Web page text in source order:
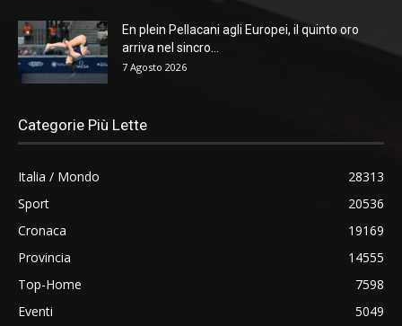
En plein Pellacani agli Europei, il quinto oro
arriva nel sincro...
7 Agosto 2026
Categorie Più Lette
Italia / Mondo
28313
Sport
20536
Cronaca
19169
Provincia
14555
Top-Home
7598
Eventi
5049